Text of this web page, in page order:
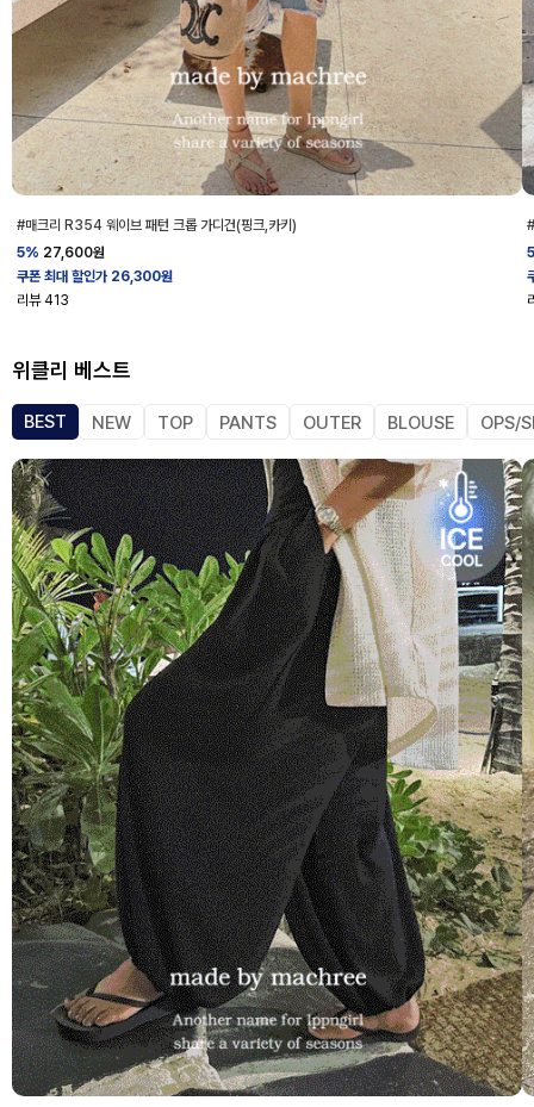
#매크리 R354 웨이브 패턴 크롭 가디건(핑크,카키)
5% 27,600원
쿠폰 최대 할인가 26,300원
리뷰 413
위클리 베스트
BEST NEW TOP PANTS OUTER BLOUSE OPS/